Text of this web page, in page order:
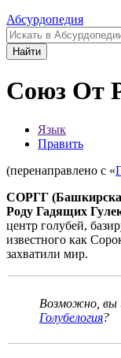
Абсурдопедия
Найти
Союз От
Язык
Править
(перенаправлено с «
СОРГГ
Роду Гадящих
центр голубей,
известного как
захватили мир.
Возможно, вы
Голубелогия?